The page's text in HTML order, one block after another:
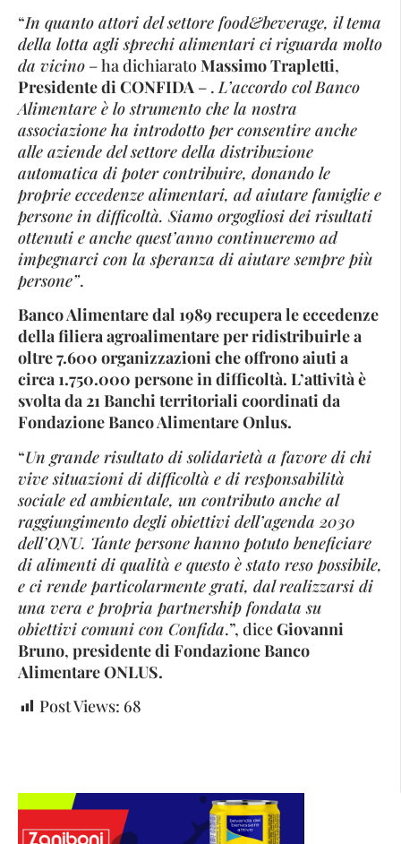
“In quanto attori del settore food&beverage, il tema
della lotta agli sprechi alimentari ciriguarda molto
da vicino – ha dichiaratoMassimo Trapletti,
Presidente di CONFIDA – .L’accordo col Banco
Alimentare è lo strumento che la nostra
associazione ha introdotto per consentire anche
alle aziende del settore della distribuzione
automatica di poter contribuire, donando le
proprie eccedenze alimentari, ad aiutare famiglie e
persone in difficoltà. Siamo orgogliosi dei risultati
ottenuti e anche quest’anno continueremo ad
impegnarci con la speranza di aiutare sempre più
persone”.
Banco Alimentare dal 1989 recupera le eccedenze
della filiera agroalimentare per ridistribuirle a
oltre 7.600 organizzazioni che offrono aiuti a
circa 1.750.000 persone in difficoltà. L’attività è
svolta da 21 Banchi territoriali coordinati da
Fondazione Banco Alimentare Onlus.
“Un grande risultato di solidarietà a favore di chi
vive situazioni di difficoltà e di responsabilità
sociale ed ambientale, un contributo anche al
raggiungimento degli obiettivi dell’agenda 2030
dell’ONU. Tante persone hanno potuto beneficiare
di alimenti di qualità e questo è stato reso possibile,
e ci rende particolarmente grati, dal realizzarsi di
una vera e propria partnership fondata su
obiettivi comuni con Confida.”, diceGiovanni
Bruno, presidente di Fondazione Banco
Alimentare ONLUS.
Post Views: 68